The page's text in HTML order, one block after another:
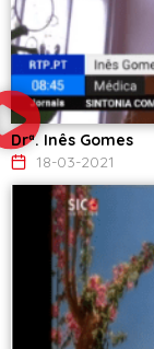
Drª. Inês Gomes
18-03-2021